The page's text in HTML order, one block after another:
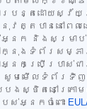
បន្តដោយស្វ័យ
ត្តបាននៅពេលន
ក និងសម្រាប់រ
ក្នុងទំព័រសម្ភ
នកប្រើប្រាស់ជ
សូមមើលទំព័រទិញ
ងស្ថិតនៅក្រោម
ស់អ្នកចំពោះ